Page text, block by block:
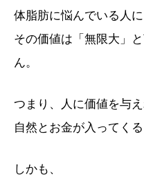
体脂肪に悩んでいる人に
その価値は「無限大」
ん。
つまり、人に価値を与え
自然とお金が入ってく
しかも、